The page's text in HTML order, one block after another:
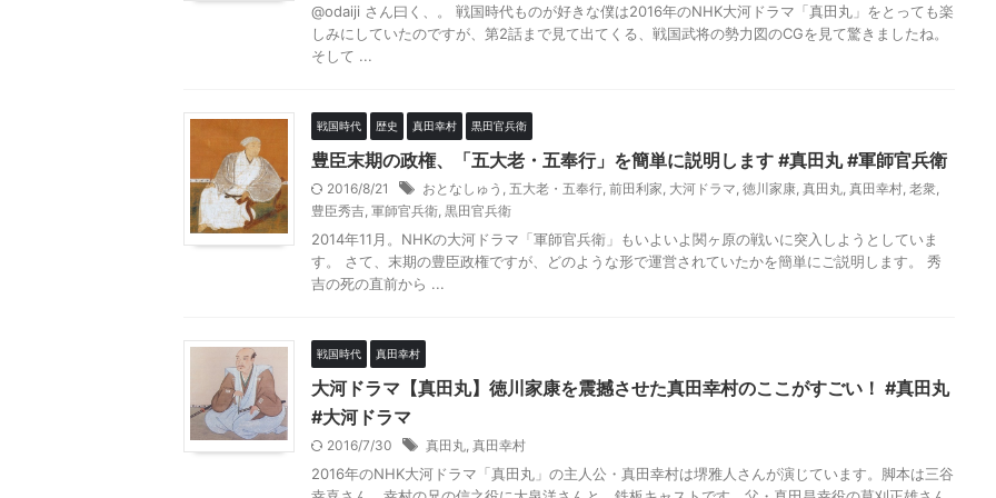
@odaiji さん曰く、。 戦国時代ものが好きな僕は2016年のNHK大河ドラマ「真田丸」をとっても楽
しみにしていたのですが、第2話まで見て出てくる、戦国武将の勢力図のCGを見て驚きましたね。
そして ...
戦国時代 歴史 真田幸村 黒田官兵衛
豊臣末期の政権、「五大老・五奉行」を簡単に説明します #真田丸 #軍師官兵衛
2016/8/21 おとなしゅう , 五大老・五奉行, 前田利家, 大河ドラマ, 徳川家康, 真田丸, 真田幸村, 老衆,
豊臣秀吉, 軍師官兵衛, 黒田官兵衛
2014年11月。NHKの大河ドラマ「軍師官兵衛」もいよいよ関ヶ原の戦いに突入しようとしていま
す。 さて、末期の豊臣政権ですが、どのような形で運営されていたかを簡単にご説明します。 秀
吉の死の直前から ...
戦国時代 真田幸村
大河ドラマ【真田丸】徳川家康を震撼させた真田幸村のここがすごい！ #真田丸
#大河ドラマ
2016/7/30 真田丸, 真田幸村
2016年のNHK大河ドラマ「真田丸」の主人公・真田幸村は堺雅人さんが演じています。脚本は三谷